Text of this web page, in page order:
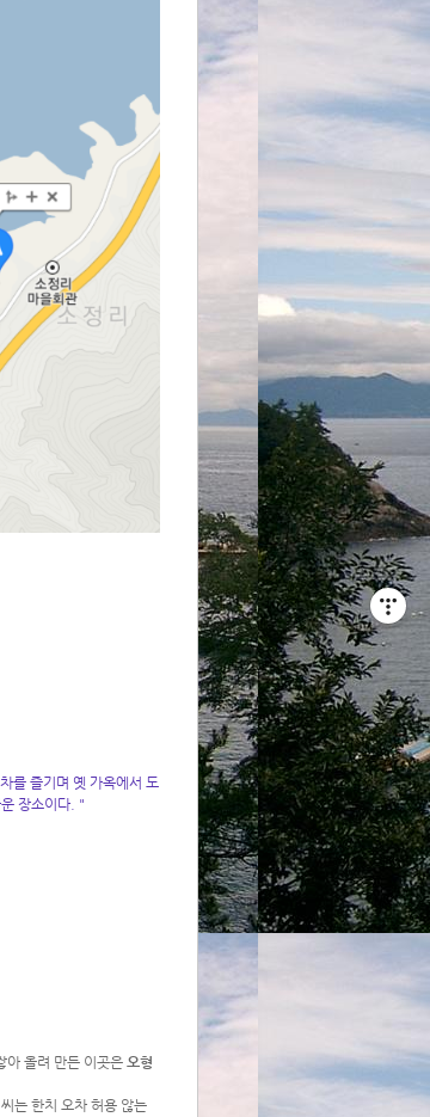
를 즐기며 옛 가옥에서 도
장소이다. "
아 올려 만든 이곳은 오형
는 한치 오차 허용 않는